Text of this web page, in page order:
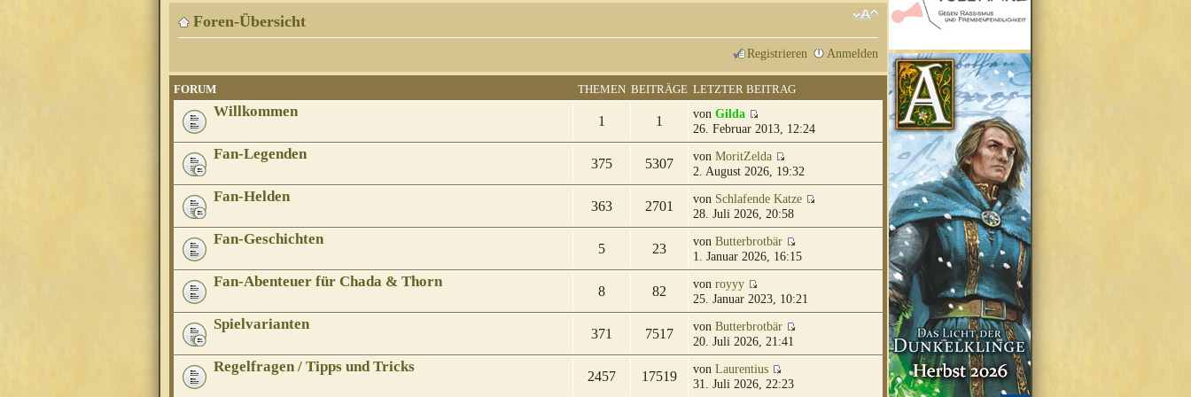
Foren-Übersicht
Registrieren Anmelden
FORUM THEMEN BEITRÄGE LETZTER BEITRAG
Willkommen
1 1 von Gilda
26. Februar 2013, 12:24
Fan-Legenden
375 5307 von MoritZelda
2. August 2026, 19:32
Fan-Helden
363 2701 von Schlafende Katze
28. Juli 2026, 20:58
Fan-Geschichten
5 23 von Butterbrotbär
1. Januar 2026, 16:15
Fan-Abenteuer für Chada & Thorn
8 82 von royyy
25. Januar 2023, 10:21
Spielvarianten
371 7517 von Butterbrotbär
20. Juli 2026, 21:41
Regelfragen / Tipps und Tricks
2457 17519 von Laurentius
31. Juli 2026, 22:23